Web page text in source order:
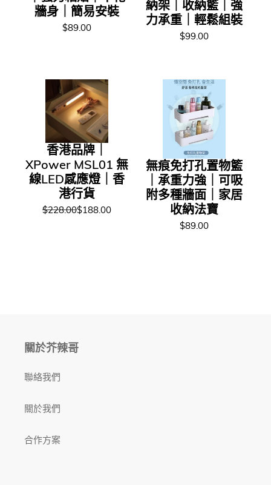
牆身｜簡易安裝
$89.00
納架｜收納籃｜強
力承重｜輕鬆組裝
$99.00
香港品牌｜
XPower MSL01 無
線LED感應燈｜香
港行貨
$228.00$188.00
無痕免打孔置物籃
｜承重力強｜可吸
附多種牆面｜家居
收納法寶
$89.00
關於芥辣哥
聯絡我們
關於我們
合作方案